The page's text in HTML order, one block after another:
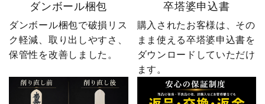
ダンボール梱包
ダンボール梱包で破損リス
ク軽減、取り出しやすさ、
保管性を改善しました。
卒塔婆申込書
購入されたお客様は、その
まま使える卒塔婆申込書を
ダウンロードしていただけ
ます。